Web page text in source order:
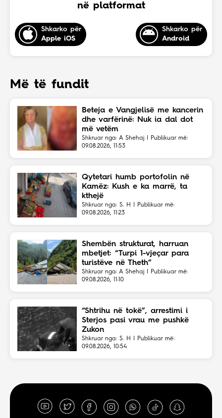
në platformat
Shkarko për
Apple iOS
Shkarko për
Android
Më të fundit
Beteja e Vangjelisë me kancerin
dhe varfërinë: Nuk ia dal dot
më vetëm
Shkruar nga: A Shehaj | Publikuar më:
09.08.2026, 11:53
Qytetari humb portofolin në
Kamëz: Kush e ka marrë, ta
kthejë
Shkruar nga: S. H | Publikuar më:
09.08.2026, 11:23
Shembën strukturat, harruan
mbetjet: “Turpi 1-vjeçar para
turistëve në Theth”
Shkruar nga: A Shehaj | Publikuar më:
09.08.2026, 11:10
“Shtrihu në tokë”, arrestimi i
Sterjos pasi vrau me pushkë
Zukon
Shkruar nga: S. H | Publikuar më:
09.08.2026, 10:54